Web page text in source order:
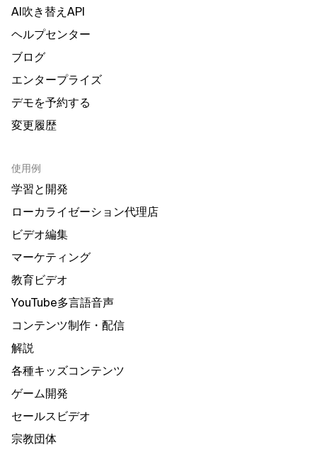
AI吹き替えAPI
ヘルプセンター
ブログ
エンタープライズ
デモを予約する
変更履歴
使用例
学習と開発
ローカライゼーション代理店
ビデオ編集
マーケティング
教育ビデオ
YouTube多言語音声
コンテンツ制作・配信
解説
各種キッズコンテンツ
ゲーム開発
セールスビデオ
宗教団体